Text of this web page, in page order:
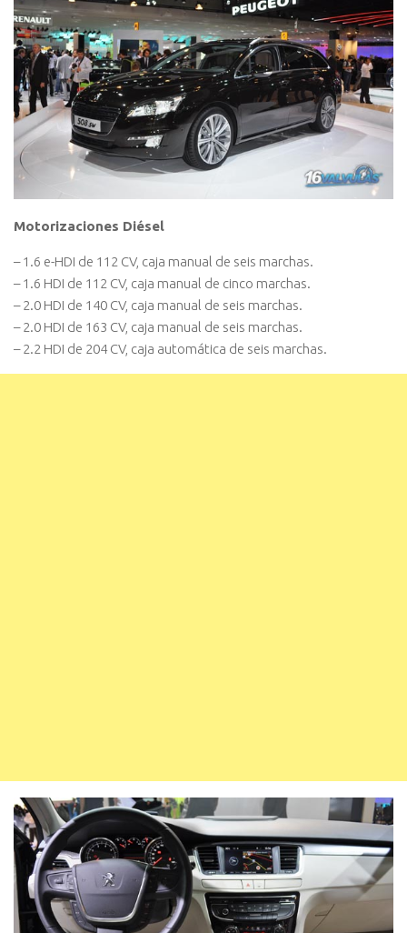
Motorizaciones Diésel
– 1.6 e-HDI de 112 CV, caja manual de seis marchas.
– 1.6 HDI de 112 CV, caja manual de cinco marchas.
– 2.0 HDI de 140 CV, caja manual de seis marchas.
– 2.0 HDI de 163 CV, caja manual de seis marchas.
– 2.2 HDI de 204 CV, caja automática de seis marchas.